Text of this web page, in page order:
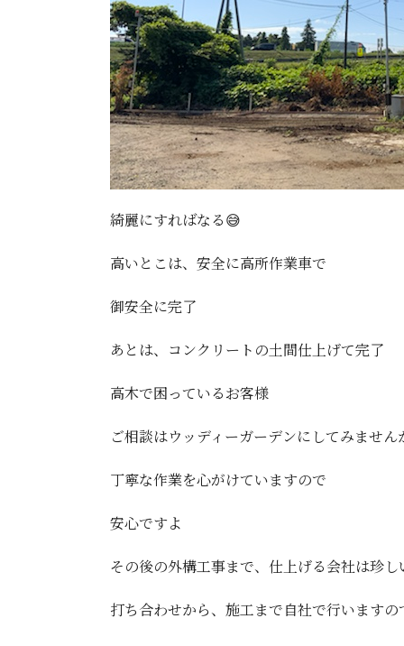
綺麗にすればなる😅
高いとこは、安全に高所作業車で
御安全に完了
あとは、コンクリートの土間仕上げて完了
高木で困っているお客様
ご相談はウッディーガーデンにしてみません
丁寧な作業を心がけていますので
安心ですよ
その後の外構工事まで、仕上げる会社は珍し
打ち合わせから、施工まで自社で行いますの